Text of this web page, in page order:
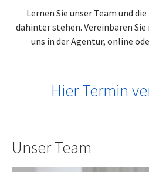
Lernen Sie unser Team und
dahinter stehen. Vereinbaren
uns in der Agentur, online
Hier Termin
Unser Team